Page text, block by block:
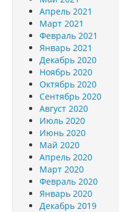
Апрель 2021
Март 2021
Февраль 2021
Январь 2021
Декабрь 2020
Ноябрь 2020
Октябрь 2020
Сентябрь 2020
Август 2020
Июль 2020
Июнь 2020
Май 2020
Апрель 2020
Март 2020
Февраль 2020
Январь 2020
Декабрь 2019